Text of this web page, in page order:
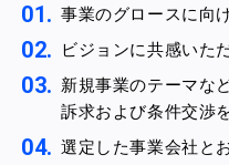
事業のグロースに向
ビジョンに共感いた
新規事業のテーマな
訴求および条件交渉
選定した事業会社と